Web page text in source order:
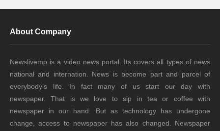
About Company
Newslivemp is a video news portal. Its covers all types of news
national and internation. News is become part and parcel of
everybody’s life. In fact many of us start our day with
newspaper. That is we love to sip in tea or coffee with
newspaper in our hand. But as technology has undergone
change, access to newspaper has also changed. Newspaper